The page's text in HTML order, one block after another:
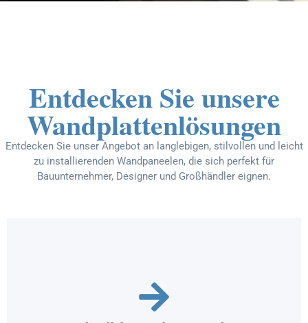
Entdecken Sie unsere
Wandplattenlösungen
Entdecken Sie unser Angebot an langlebigen, stilvollen und leicht
zu installierenden Wandpaneelen, die sich perfekt für
Bauunternehmer, Designer und Großhändler eignen.